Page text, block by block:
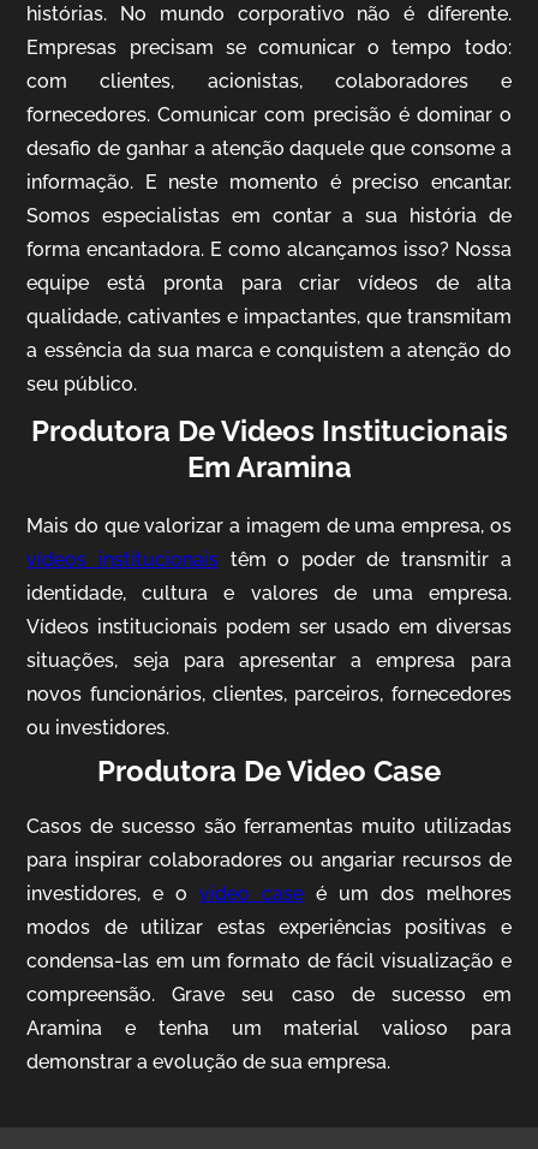
IQVIA
Cobertura de Eventos
Mosaic
histórias. No mundo corporativo não é diferente.
Empresas precisam se comunicar o tempo todo:
com clientes, acionistas, colaboradores e
fornecedores. Comunicar com precisão é dominar o
desafio de ganhar a atenção daquele que consome a
informação. E neste momento é preciso encantar.
Somos especialistas em contar a sua história de
forma encantadora. E como alcançamos isso? Nossa
equipe está pronta para criar vídeos de alta
qualidade, cativantes e impactantes, que transmitam
a essência da sua marca e conquistem a atenção do
seu público.
Produtora De Videos Institucionais
Em Aramina
Mais do que valorizar a imagem de uma empresa, os
vídeos institucionais têm o poder de transmitir a
identidade, cultura e valores de uma empresa.
Vídeos institucionais podem ser usado em diversas
situações, seja para apresentar a empresa para
novos funcionários, clientes, parceiros, fornecedores
ou investidores.
Produtora De Video Case
Casos de sucesso são ferramentas muito utilizadas
para inspirar colaboradores ou angariar recursos de
investidores, e ovideo case é um dos melhores
modos de utilizar estas experiências positivas e
condensa-las em um formato de fácil visualização e
compreensão. Grave seu caso de sucesso em
Aramina e tenha um material valioso para
demonstrar a evolução de sua empresa.